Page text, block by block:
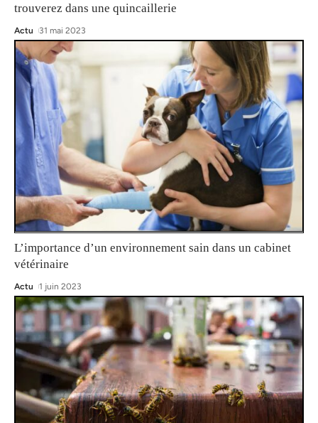
trouverez dans une quincaillerie
Actu 31 mai 2023
L’importance d’un environnement sain dans un cabinet
vétérinaire
Actu 1 juin 2023